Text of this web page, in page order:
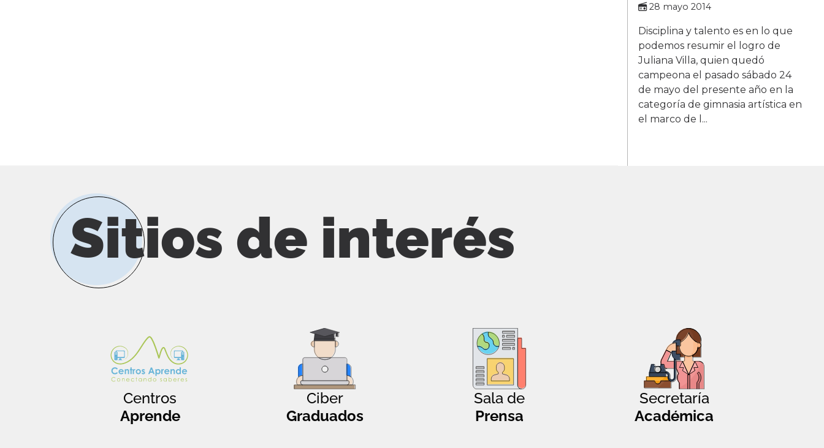
28 mayo 2014
Disciplina y talento es en lo que
podemos resumir el logro de
Juliana Villa, quien quedó
campeona el pasado sábado 24
de mayo del presente año en la
categoría de gimnasia artística en
el marco de l...
Sitios de interés
Centros
Aprende
Ciber
Graduados
Sala de
Prensa
Secretaría
Académica